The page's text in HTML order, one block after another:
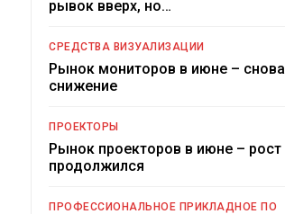
рывок вверх, но…
СРЕДСТВА ВИЗУАЛИЗАЦИИ
Рынок мониторов в июне – снова
снижение
ПРОЕКТОРЫ
Рынок проекторов в июне – рост
продолжился
ПРОФЕССИОНАЛЬНОЕ ПРИКЛАДНОЕ ПО